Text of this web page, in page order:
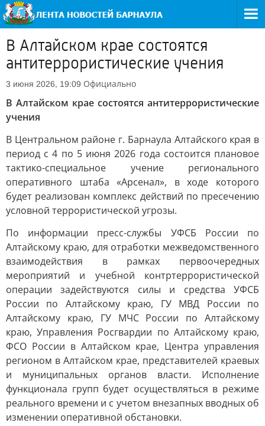
В Алтайском крае состоятся
антитеррористические учения
3 июня 2026, 19:09 Официально
В Алтайском крае состоятся антитеррористические
учения
В Центральном районе г. Барнаула Алтайского края в
период с 4 по 5 июня 2026 года состоится плановое
тактико-специальное учение регионального
оперативного штаба «Арсенал», в ходе которого
будет реализован комплекс действий по пресечению
условной террористической угрозы.
По информации пресс-службы УФСБ России по
Алтайскому краю, для отработки межведомственного
взаимодействия в рамках первоочередных
мероприятий и учебной контртеррористической
операции задействуются силы и средства УФСБ
России по Алтайскому краю, ГУ МВД России по
Алтайскому краю, ГУ МЧС России по Алтайскому
краю, Управления Росгвардии по Алтайскому краю,
ФСО России в Алтайском крае, Центра управления
регионом в Алтайском крае, представителей краевых
и муниципальных органов власти. Исполнение
функционала групп будет осуществляться в режиме
реального времени и с учетом внезапных вводных об
изменении оперативной обстановки.